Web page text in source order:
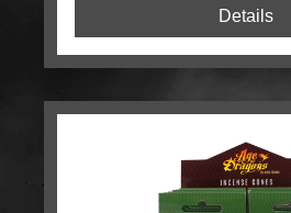
Details